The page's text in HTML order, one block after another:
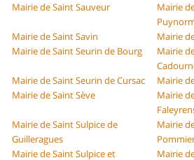
Mairie de Saint Sauveur
Mairie
Mairie de Saint Savin
Mairie
Mairie de Saint Seurin de Bourg
Mairie
Mairie de Saint Seurin de Cursac
Mairie
Mairie de Saint Sève
Mairie
Mairie de Saint Sulpice de
Guilleragues
Mairie
Mairie de Saint Sulpice et
Mairie